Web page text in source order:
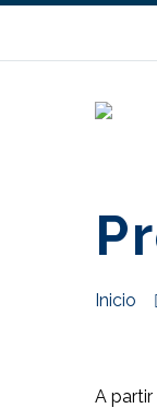
Inicio
A